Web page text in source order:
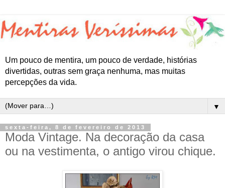
Um pouco de mentira, um pouco de verdade, histórias
divertidas, outras sem graça nenhuma, mas muitas
percepções da vida.
▼
sexta-feira, 8 de fevereiro de 2013
Moda Vintage. Na decoração da casa
ou na vestimenta, o antigo virou chique.